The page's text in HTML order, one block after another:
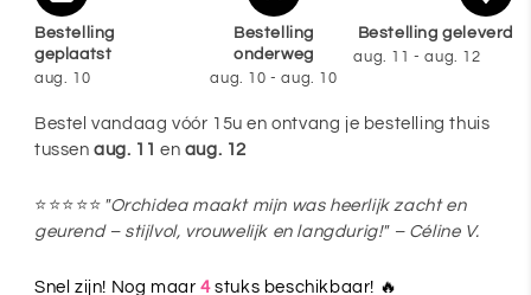
🌺
ORCHIDEA
wasparfum
Exotisch,
en
verfijnd
ORCHIDEA
wasparfum
–
Exotisch,
en
verfijnd
Bestelling
geplaatst
aug. 10
Bestelling
onderweg
aug. 10 - aug. 10
Bestelling geleverd
aug. 11 - aug. 12
Bestel vandaag vóór 15u en ontvang je bestelling thuis
tussenaug. 11 en aug. 12
⭐⭐⭐⭐⭐ "Orchidea maakt mijn was heerlijk zacht en
geurend – stijlvol, vrouwelijk en langdurig!" – Céline V.
Snel zijn! Nog maar 4stuks beschikbaar! 🔥